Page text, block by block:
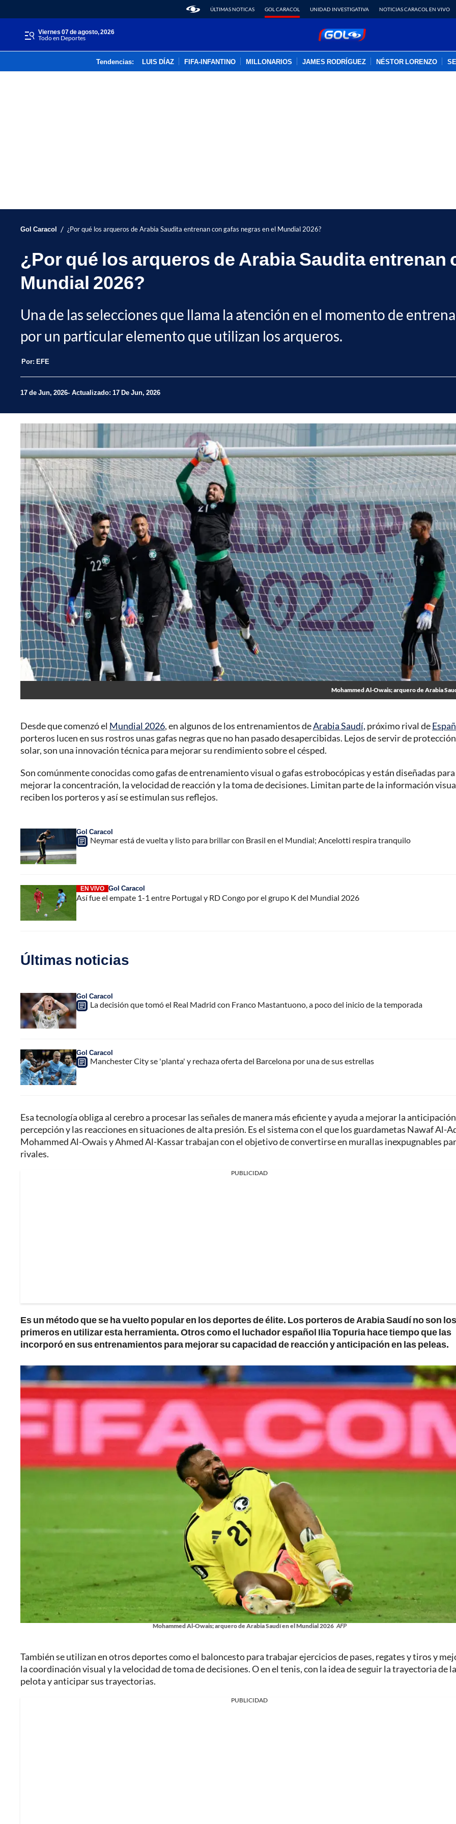
ÚLTIMAS NOTICAS GOL CARACOL UNIDAD INVESTIGATIVA NOTICIAS CARACOL EN VIVO
viernes 07 de agosto, 2026
Todo en Deportes
Tendencias: LUIS DÍAZ FIFA-INFANTINO MILLONARIOS JAMES RODRÍGUEZ NÉSTOR LORENZO
Gol Caracol / ¿Por qué los arqueros de Arabia Saudita entrenan con gafas negras en el Mundial 2026?
¿Por qué los arqueros de Arabia Saudita entrenan
Mundial 2026?
Una de las selecciones que llama la atención en el momento de
por un particular elemento que utilizan los arqueros.
Por: EFE
17 de Jun, 2026 Actualizado: 17 De Jun, 2026
Mohammed Al-Owais; arquero de Arabia
Desde que comenzó el Mundial 2026, en algunos de los entrenamientos deArabia Saudí, próximo rival de
porteros lucen en sus rostros unas gafas negras que no han pasado desapercibidas. Lejos de servir de protección
solar, son una innovación técnica para mejorar su rendimiento sobre el césped.
Son comúnmente conocidas como gafas de entrenamiento visual o gafas estrobocópicas y están diseñadas para
mejorar la concentración, la velocidad de reacción y la toma de decisiones. Limitan parte de la información
reciben los porteros y así se estimulan sus reflejos.
Gol Caracol
Neymar está de vuelta y listo para brillar con Brasil en el Mundial; Ancelotti respira tranquilo
EN VIVO Gol Caracol
Así fue el empate 1-1 entre Portugal y RD Congo por el grupo K del Mundial 2026
Últimas noticias
Gol Caracol
La decisión que tomó el Real Madrid con Franco Mastantuono, a poco del inicio de la temporada
Gol Caracol
Manchester City se 'planta' y rechaza oferta del Barcelona por una de sus estrellas
Esa tecnología obliga al cerebro a procesar las señales de manera más eficiente y ayuda a mejorar la
percepción y las reacciones en situaciones de alta presión. Es el sistema con el que los guardametas Nawaf Al-
Mohammed Al-Owais y Ahmed Al-Kassar trabajan con el objetivo de convertirse en murallas inexpugnables
rivales.
PUBLICIDAD
Es un método que se ha vuelto popular en los deportes de élite. Los porteros de Arabia Saudí no son los
primeros en utilizar esta herramienta. Otros como el luchador español Ilia Topuria hace tiempo que las
incorporó en sus entrenamientos para mejorar su capacidad de reacción y anticipación en las peleas.
Mohammed Al-Owais; arquero de Arabia Saudí en el Mundial 2026 AFP
También se utilizan en otros deportes como el baloncesto para trabajar ejercicios de pases, regates y tiros y
la coordinación visual y la velocidad de toma de decisiones. O en el tenis, con la idea de seguir la trayectoria de la
pelota y anticipar sus trayectorias.
PUBLICIDAD